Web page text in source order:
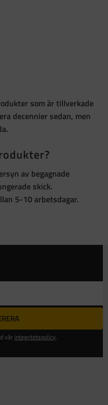
som ärtillverkade
decennier sedan, men
.
av begagnade
skick.
5-10 arbetsdagar.
vår integritetspolicy.